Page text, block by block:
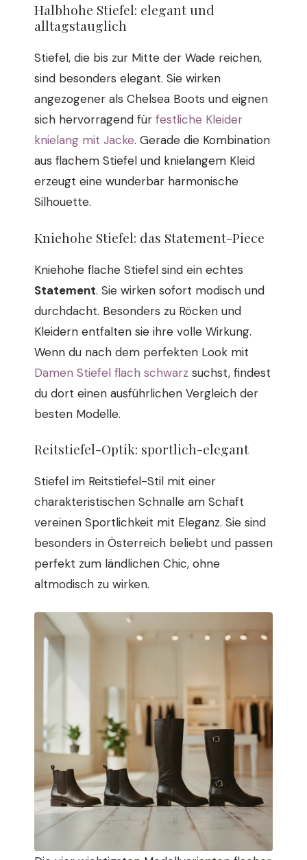
Halbhohe Stiefel: elegant und
alltagstauglich
Stiefel, die bis zur Mitte der Wade reichen,
sind besonders elegant. Sie wirken
angezogener als Chelsea Boots und eignen
sich hervorragend für festliche Kleider
knielang mit Jacke. Gerade die Kombination
aus flachem Stiefel und knielangem Kleid
erzeugt eine wunderbar harmonische
Silhouette.
Kniehohe Stiefel: das Statement-Piece
Kniehohe flache Stiefel sind ein echtes
Statement. Sie wirken sofort modisch und
durchdacht. Besonders zu Röcken und
Kleidern entfalten sie ihre volle Wirkung.
Wenn du nach dem perfekten Look mit
Damen Stiefel flach schwarz suchst, findest
du dort einen ausführlichen Vergleich der
besten Modelle.
Reitstiefel-Optik: sportlich-elegant
Stiefel im Reitstiefel-Stil mit einer
charakteristischen Schnalle am Schaft
vereinen Sportlichkeit mit Eleganz. Sie sind
besonders in Österreich beliebt und passen
perfekt zum ländlichen Chic, ohne
altmodisch zu wirken.